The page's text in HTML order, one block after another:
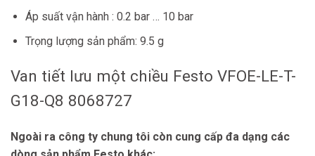
Áp suất vận hành : 0.2 bar … 10 bar
Trọng lượng sản phẩm: 9.5 g
Van tiết lưu một chiều Festo VFOE-LE-T-
G18-Q8 8068727
Ngoài ra công ty chung tôi còn cung cấp đa dạng các